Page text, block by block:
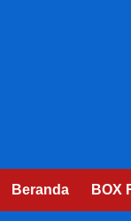
Beranda BOX